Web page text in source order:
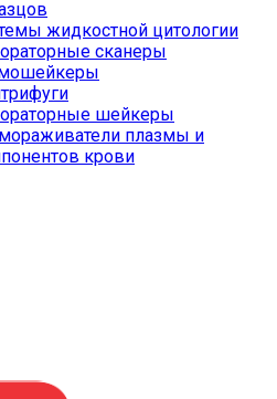
жидкостной цитологии
сканеры
шейкеры
плазмы и
крови